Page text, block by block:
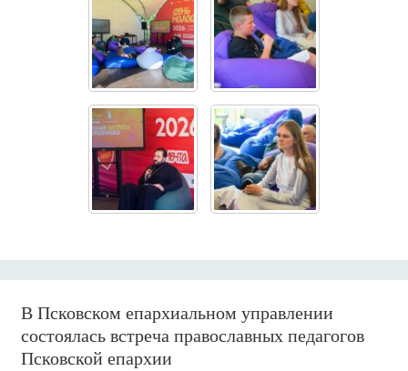
В Псковском епархиальном управлении
состоялась встреча православных педагогов
Псковской епархии